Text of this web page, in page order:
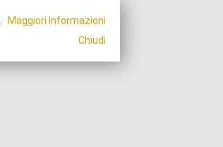
Maggiori Informazioni
Chiudi